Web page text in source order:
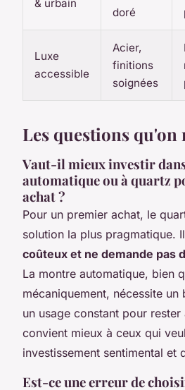
& urbain
doré
Luxe
accessible
Acier,
finitions
soignées
Les questions qu'on
Vaut-il mieux investir
automatique ou à quartz
achat ?
Pour un premier achat, le
solution la plus pragmatique.
coûteux et ne demande pas
La montre automatique, bien
mécaniquement, nécessite
un usage constant pour rester
convient mieux à ceux qui
investissement sentimental et
Est-ce une erreur de